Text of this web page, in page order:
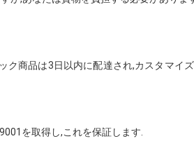
ク商品は3日以内に配達され,カスタマイ
を取得し,これを保証します.